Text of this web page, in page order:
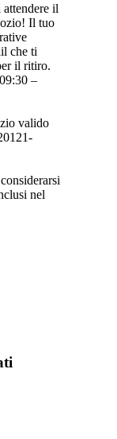
il
Il tuo
che ti
il ritiro.
–
valido
nel